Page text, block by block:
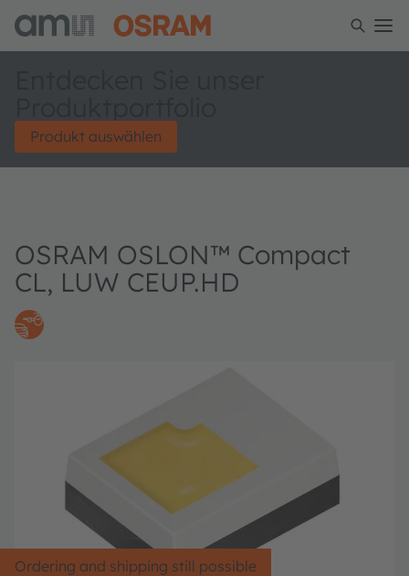
Produkt auswählen
OSRAM OSLON™ Compact
CL, LUW CEUP.HD
Ordering and shipping still possible